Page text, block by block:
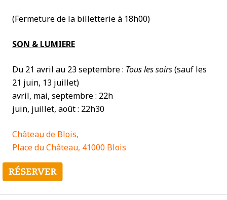
(Fermeture de la billetterie à 18h00)
SON & LUMIERE
Du 21 avril au 23 septembre : Tous les soirs(sauf les
21 juin, 13 juillet)
avril, mai, septembre : 22h
juin, juillet, août : 22h30
Château de Blois,
Place du Château, 41000 Blois